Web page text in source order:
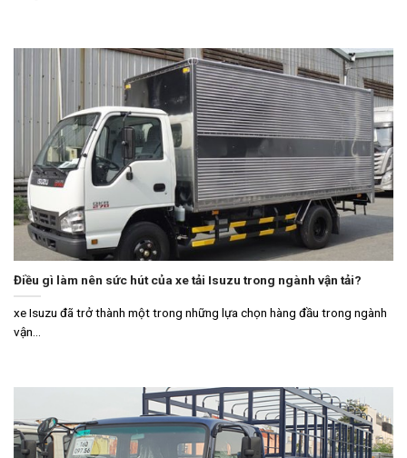
Điều gì làm nên sức hút của xe tải Isuzu trong ngành vận tải?
xe Isuzu đã trở thành một trong những lựa chọn hàng đầu trong ngành
vận...